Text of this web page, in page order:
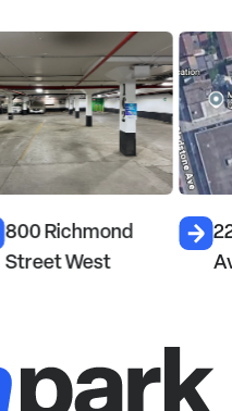
800 Richmond
Street West